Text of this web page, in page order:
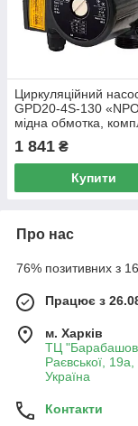
Циркуляційний
GPD20-4S-130
мідна обмотка,
гайок
1 841 ₴
Купити
Про нас
76% позитивних з
Працює з
м. Харків
ТЦ
Раєвської, 19а,
Україна
Контакти